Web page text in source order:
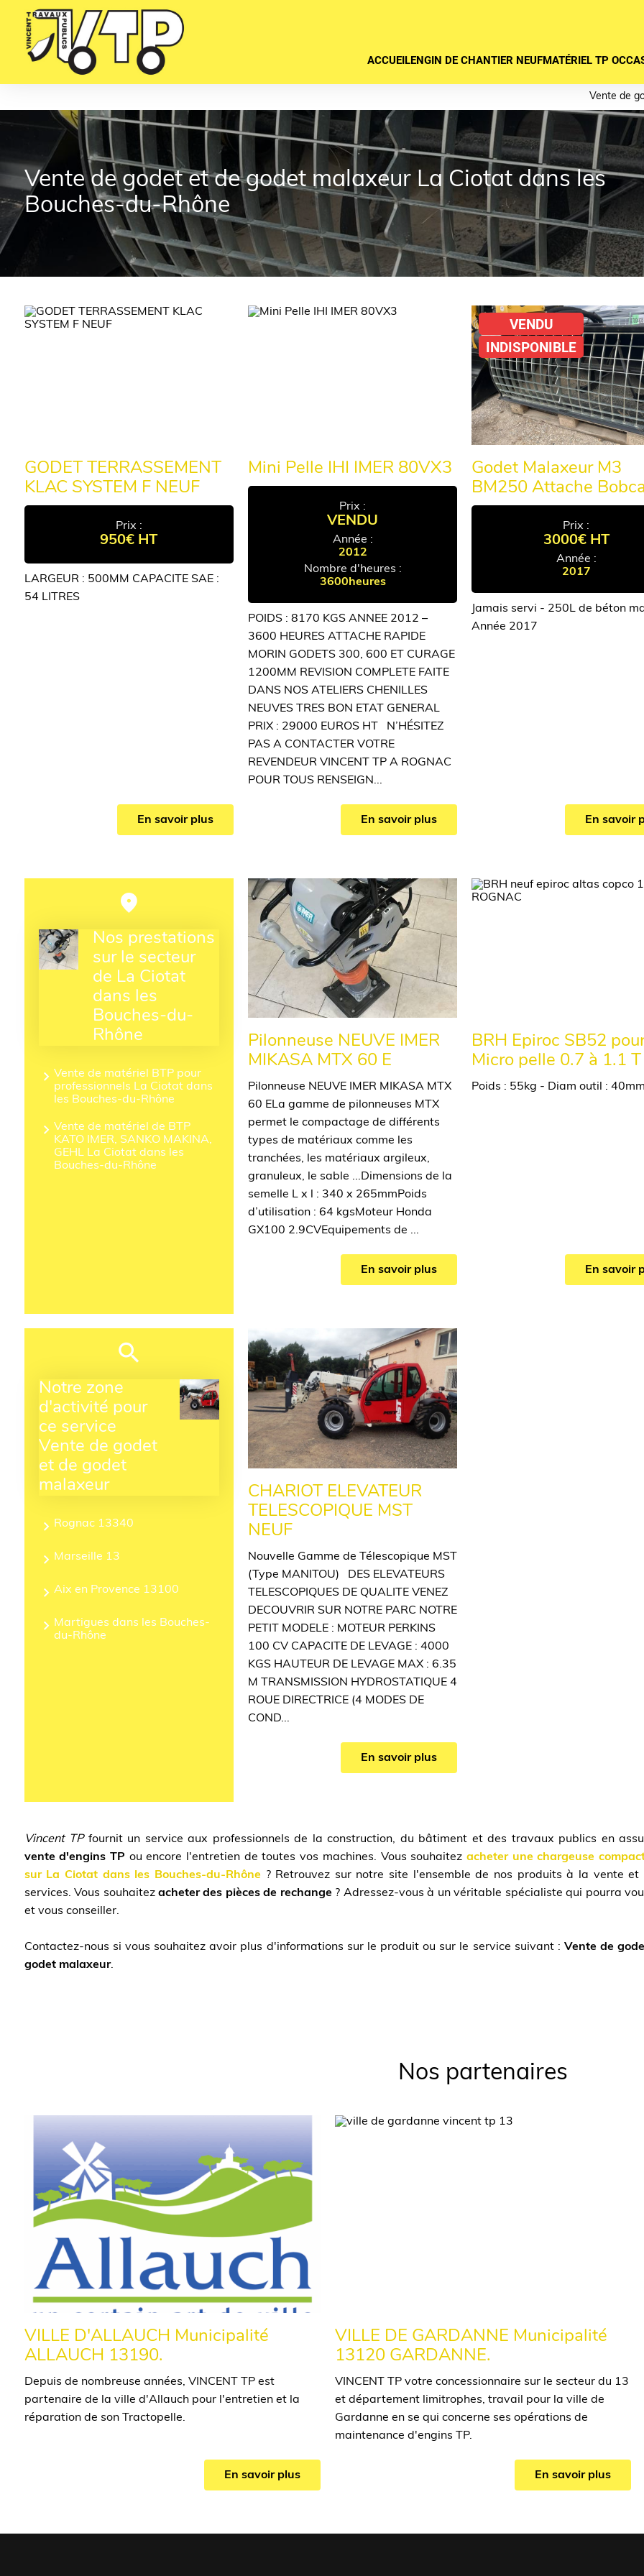
ACCUEILENGIN DE CHANTIER NEUFMATÉRIEL TP
Vente de
Vente de godet et de godet malaxeur La Ciotat dans les
Bouches-du-Rhône
GODET TERRASSEMENT
KLAC SYSTEM F NEUF
Prix :
950€ HT
LARGEUR : 500MM CAPACITE SAE :
54 LITRES
En savoir plus
Mini Pelle IHI IMER 80VX3
Prix :
VENDU
Année :
2012
Nombre d'heures :
3600heures
POIDS : 8170 KGS ANNEE 2012 –
3600 HEURES ATTACHE RAPIDE
MORIN GODETS 300, 600 ET CURAGE
1200MM REVISION COMPLETE FAITE
DANS NOS ATELIERS CHENILLES
NEUVES TRES BON ETAT GENERAL
PRIX : 29000 EUROS HT N’HÉSITEZ
PAS A CONTACTER VOTRE
REVENDEUR VINCENT TP A ROGNAC
POUR TOUS RENSEIGN...
En savoir plus
VENDU
INDISPONIBLE
Godet Malaxeur M3
BM250 Attache
Prix :
3000€ HT
Année :
2017
Jamais servi - 250L de béton
Année 2017
En savoir
Nos prestations
sur le secteur
de La Ciotat
dans les
Bouches-du-
Rhône
Vente de matériel BTP pour
professionnels La Ciotat dans
les Bouches-du-Rhône
Vente de matériel de BTP
KATO IMER, SANKO MAKINA,
GEHL La Ciotat dans les
Bouches-du-Rhône
Pilonneuse NEUVE IMER
MIKASA MTX 60 E
Pilonneuse NEUVE IMER MIKASA MTX
60 ELa gamme de pilonneuses MTX
permet le compactage de différents
types de matériaux comme les
tranchées, les matériaux argileux,
granuleux, le sable ...Dimensions de la
semelle L x l : 340 x 265mmPoids
d’utilisation : 64 kgsMoteur Honda
GX100 2.9CVEquipements de ...
En savoir plus
BRH Epiroc SB52
Micro pelle 0.7 à 1.1 T
Poids : 55kg - Diam outil :
En savoir
Notre zone
d'activité pour
ce service
Vente de godet
et de godet
malaxeur
Rognac 13340
Marseille 13
Aix en Provence 13100
Martigues dans les Bouches-
du-Rhône
CHARIOT ELEVATEUR
TELESCOPIQUE MST
NEUF
Nouvelle Gamme de Télescopique MST
(Type MANITOU) DES ELEVATEURS
TELESCOPIQUES DE QUALITE VENEZ
DECOUVRIR SUR NOTRE PARC NOTRE
PETIT MODELE : MOTEUR PERKINS
100 CV CAPACITE DE LEVAGE : 4000
KGS HAUTEUR DE LEVAGE MAX : 6.35
M TRANSMISSION HYDROSTATIQUE 4
ROUE DIRECTRICE (4 MODES DE
COND...
En savoir plus
Vincent TPfournit un service aux professionnels de la construction, du bâtiment et des travaux publics en
vente d'engins TP ou encore l'entretien de toutes vos machines. Vous souhaitez acheter une chargeuse
sur La Ciotat dans les Bouches-du-Rhône ? Retrouvez sur notre site l'ensemble de nos produits à la vente et
services. Vous souhaitezacheter des pièces de rechange ? Adressez-vous à un véritable spécialiste qui pourra
et vous conseiller.
Contactez-nous si vous souhaitez avoir plus d'informations sur le produit ou sur le service suivant :Vente de
godet malaxeur.
Nos partenaires
VILLE D'ALLAUCH Municipalité
ALLAUCH 13190.
Depuis de nombreuse années, VINCENT TP est
partenaire de la ville d'Allauch pour l'entretien et la
réparation de son Tractopelle.
En savoir plus
VILLE DE GARDANNE Municipalité
13120 GARDANNE.
VINCENT TP votre concessionnaire sur le secteur du 13
et département limitrophes, travail pour la ville de
Gardanne en se qui concerne ses opérations de
maintenance d'engins TP.
En savoir plus
Panneau de gestion des cookies